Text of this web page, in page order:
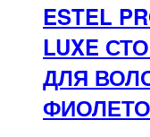
ESTEL
LUXE
ДЛЯ